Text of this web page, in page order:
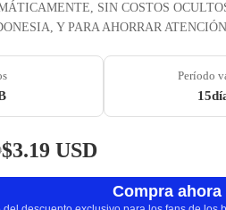
SIN COSTOS
Y PARA AHORRAR
Período
$3.19 USD
Compra ahora